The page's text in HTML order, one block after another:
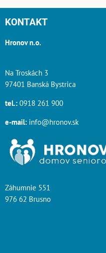
KONTAKT
Hronov n.o.
Na Troskách 3
97401 Banská Bystrica
tel.: 0918 261 900
e-mail: info@hronov.sk
Záhumnie 551
976 62 Brusno